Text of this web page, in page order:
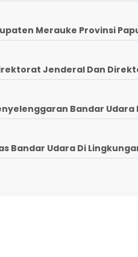
Merauke Provinsi
Jenderal Dan
Bandar Udara
Bandar Udara Di